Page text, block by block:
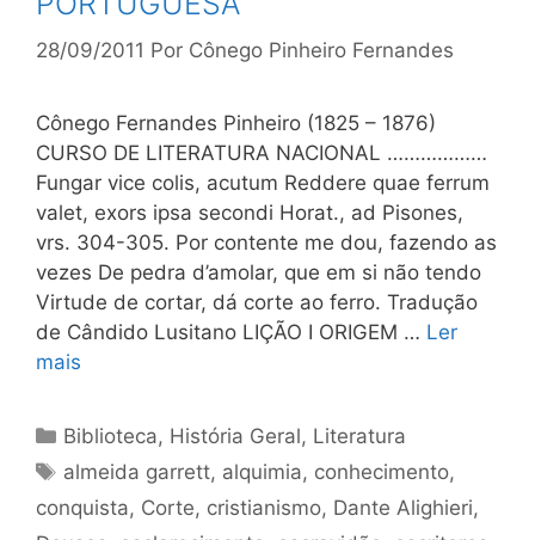
28/09/2011 Por Cônego Pinheiro Fernandes
Cônego Fernandes Pinheiro (1825 – 1876)
CURSO DE LITERATURA NACIONAL ………………
Fungar vice colis, acutum Reddere quae ferrum
valet, exors ipsa secondi Horat., ad Pisones,
vrs. 304-305. Por contente me dou, fazendo as
vezes De pedra d’amolar, que em si não tendo
Virtude de cortar, dá corte ao ferro. Tradução
de Cândido Lusitano LIÇÃO I ORIGEM … Ler
mais
Categorias
Biblioteca, História Geral, Literatura
Tags
almeida garrett, alquimia, conhecimento,
conquista, Corte, cristianismo, Dante Alighieri,